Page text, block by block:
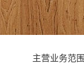
主营业务范